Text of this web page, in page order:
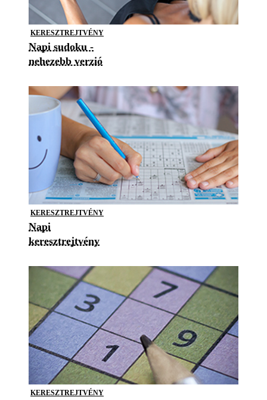
KERESZTREJTVÉNY
Napi sudoku -
nehezebb verzió
KERESZTREJTVÉNY
Napi
keresztrejtvény
KERESZTREJTVÉNY